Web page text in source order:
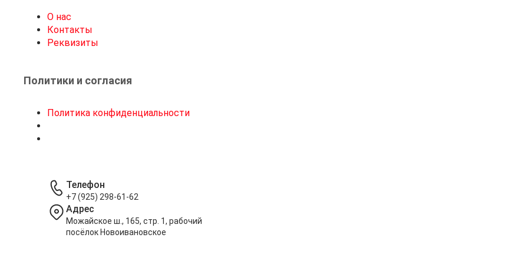
О нас
Контакты
Реквизиты
Политики и согласия
Политика конфиденциальности
Телефон
+7 (925) 298-61-62
Адрес
Можайское ш., 165, стр. 1, рабочий
посёлок Новоивановское